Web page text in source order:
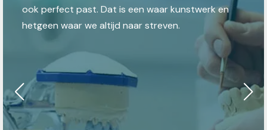
ook perfect past. Dat is een waar kunstwerk en
hetgeen waar we altijd naar streven.